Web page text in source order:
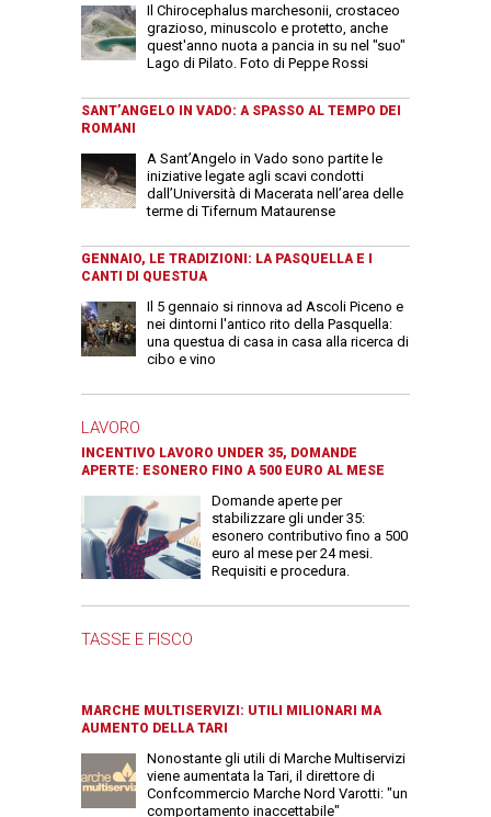
Il Chirocephalus marchesonii, crostaceo
grazioso, minuscolo e protetto, anche
quest'anno nuota a pancia in su nel "suo"
Lago di Pilato. Foto di Peppe Rossi
SANT’ANGELO IN VADO: A SPASSO AL TEMPO DEI
ROMANI
A Sant’Angelo in Vado sono partite le
iniziative legate agli scavi condotti
dall’Università di Macerata nell’area delle
terme di Tifernum Mataurense
GENNAIO, LE TRADIZIONI: LA PASQUELLA E I
CANTI DI QUESTUA
Il 5 gennaio si rinnova ad Ascoli Piceno e
nei dintorni l'antico rito della Pasquella:
una questua di casa in casa alla ricerca di
cibo e vino
LAVORO
INCENTIVO LAVORO UNDER 35, DOMANDE
APERTE: ESONERO FINO A 500 EURO AL MESE
Domande aperte per
stabilizzare gli under 35:
esonero contributivo fino a 500
euro al mese per 24 mesi.
Requisiti e procedura.
TASSE E FISCO
MARCHE MULTISERVIZI: UTILI MILIONARI MA
AUMENTO DELLA TARI
Nonostante gli utili di Marche Multiservizi
viene aumentata la Tari, il direttore di
Confcommercio Marche Nord Varotti: "un
comportamento inaccettabile"